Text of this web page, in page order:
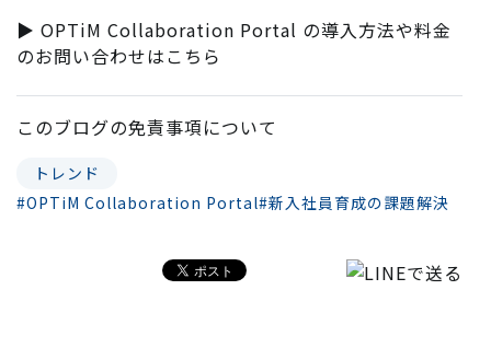
▶︎ OPTiM Collaboration Portal の導入方法や料金
のお問い合わせはこちら
このブログの免責事項について
トレンド
#OPTiM Collaboration Portal#新入社員育成の課題解決